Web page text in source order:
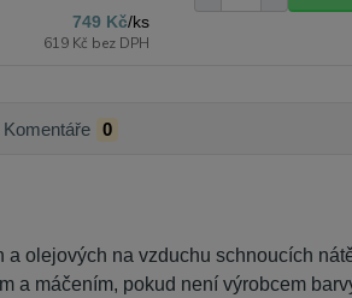
749 Kč/ks
619 Kč bez DPH
Komentáře 0
a olejových na vzduchu schnoucích
a máčením, pokud není výrobcem